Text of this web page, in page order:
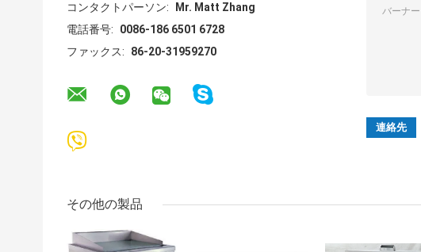
コンタクトパーソン:
Mr. Matt Zhang
電話番号:
0086-186 6501 6728
ファックス:
86-20-31959270
その他の製品